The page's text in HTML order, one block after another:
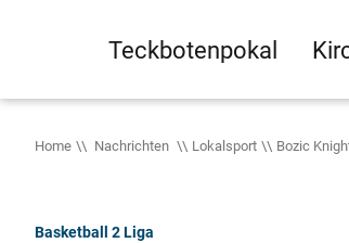
Teckbotenpokal
Home Nachrichten Lokalsport Bozic
Basketball 2 Liga